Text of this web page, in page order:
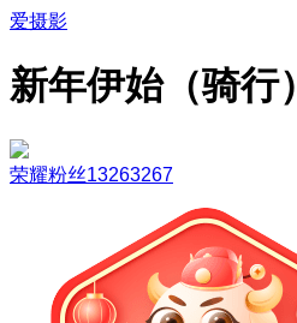
爱摄影
新年伊始（骑行）
荣耀粉丝13263267